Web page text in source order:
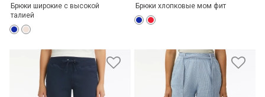
Брюки широкие с высокой
талией
Брюки хлопковые мом фит